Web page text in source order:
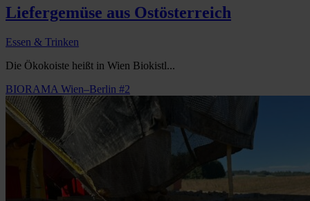
Liefergemüse aus Ostösterreich
Essen & Trinken
Die Ökokoiste heißt in Wien Biokistl...
BIORAMA Wien–Berlin #2